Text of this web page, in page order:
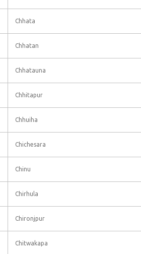
Chhata
Chhatan
Chhatauna
Chhitapur
Chhuiha
Chichesara
Chinu
Chirhula
Chironjpur
Chitwakapa